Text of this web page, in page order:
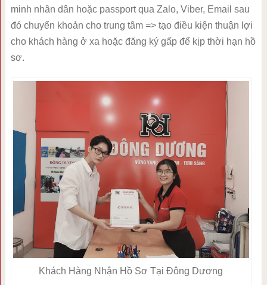
minh nhân dân hoặc passport qua Zalo, Viber, Email sau
đó chuyển khoản cho trung tâm => tạo điều kiện thuận lợi
cho khách hàng ở xa hoặc đăng ký gấp để kịp thời hạn hồ
sơ.
Khách Hàng Nhận Hồ Sơ Tại Đông Dương